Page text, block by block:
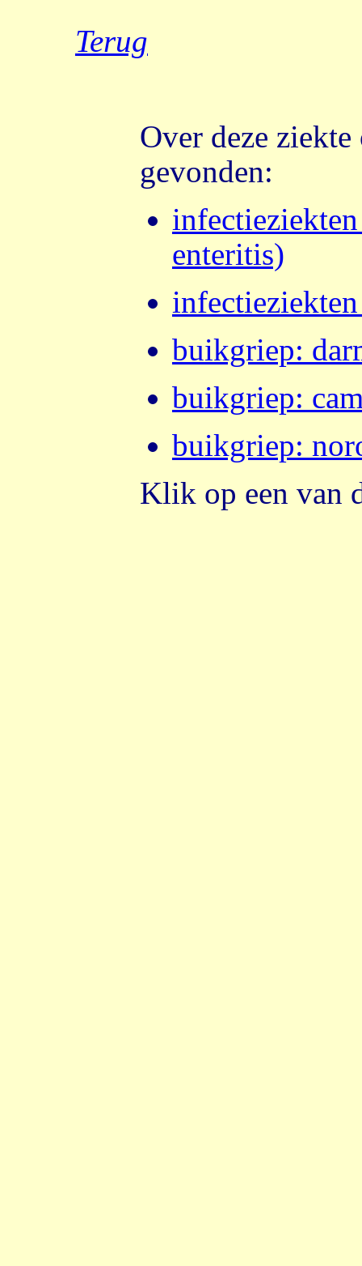
Terug
Over deze
gevonden:
enteritis)
buikgriep:
buikgriep:
buikgriep:
Klik op een van